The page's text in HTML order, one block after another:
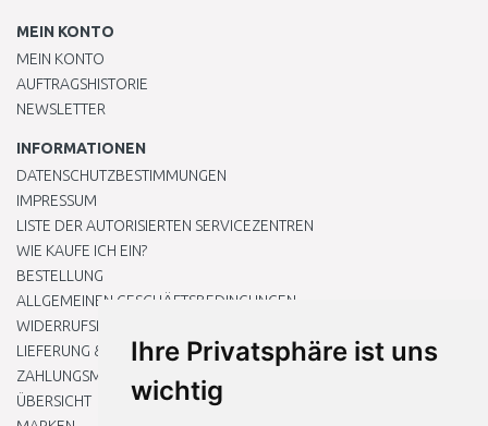
Ihre Privatsphäre ist uns
wichtig
MEIN KONTO
MEIN KONTO
AUFTRAGSHISTORIE
NEWSLETTER
INFORMATIONEN
DATENSCHUTZBESTIMMUNGEN
IMPRESSUM
LISTE DER AUTORISIERTEN SERVICEZENTREN
WIE KAUFE ICH EIN?
BESTELLUNG
ALLGEMEINEN GESCHÄFTSBEDINGUNGEN
WIDERRUFSRECHT
LIEFERUNG & ZAHLUNG
ZAHLUNGSMETHODEN
ÜBERSICHT